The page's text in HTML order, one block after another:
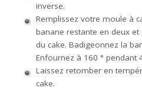
inverse.
Remplissez votre moule à
banane restante en deux
du cake. Badigeonnez la
Enfournez à 160 ° pendant
Laissez retomber en
cake.